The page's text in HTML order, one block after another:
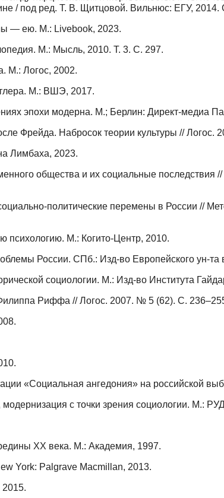
/ под ред. Т. В. Щитцовой. Вильнюс: ЕГУ, 2014.
— ею. М.: Livebook, 2023.
М.: Мысль, 2010. Т. 3. С. 297.
М.: Логос, 2002.
М.: ВШЭ, 2017.
эпохи модерна. М.; Берлин: Директ-медиа
Фрейда. Набросок теории культуры // Логос.
Лимбаха, 2023.
общества и их социальные последствия
политические перемены в России //
психологию. М.: Когито-Центр, 2010.
России. СПб.: Изд-во Европейского ун-та
социологии. М.: Изд-во Института
Риффа // Логос. 2007. № 5 (62). С.
«Социальная ангедония» на российской
с точки зрения социологии. М.:
ХХ века. М.: Академия, 1997.
York: Palgrave Macmillan, 2013.